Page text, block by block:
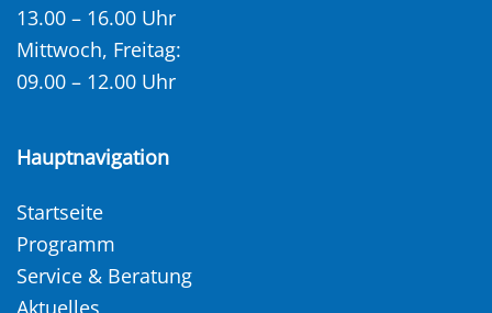
13.00 – 16.00 Uhr
Mittwoch, Freitag:
09.00 – 12.00 Uhr
Hauptnavigation
Startseite
Programm
Service & Beratung
Aktuelles